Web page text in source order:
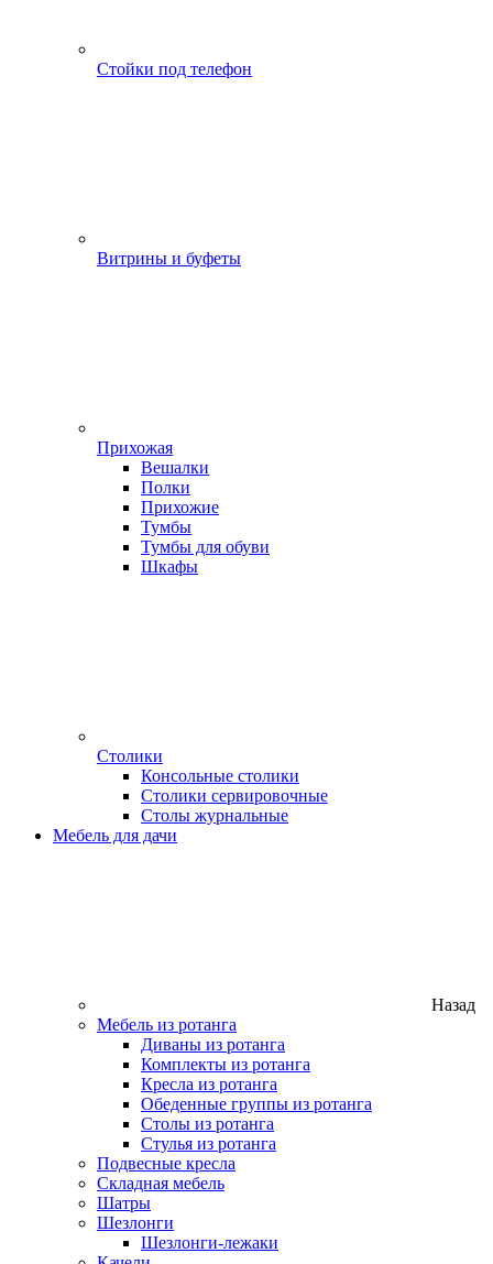
Стойки под телефон
Витрины и буфеты
Прихожая
Вешалки
Полки
Прихожие
Тумбы
Тумбы для обуви
Шкафы
Столики
Консольные столики
Столики сервировочные
Столы журнальные
Мебель для дачи
Назад
Мебель из ротанга
Диваны из ротанга
Комплекты из ротанга
Кресла из ротанга
Обеденные группы из ротанга
Столы из ротанга
Стулья из ротанга
Подвесные кресла
Складная мебель
Шатры
Шезлонги
Шезлонги-лежаки